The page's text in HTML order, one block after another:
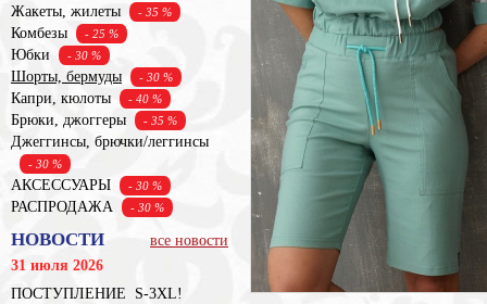
Жакеты, жилеты - 35 %
Комбезы - 25 %
Юбки - 30 %
Шорты, бермуды - 30 %
Капри, кюлоты - 40 %
Брюки, джоггеры - 35 %
Джеггинсы, брючки/леггинсы
- 30 %
АКСЕССУАРЫ - 30 %
РАСПРОДАЖА - 30 %
НОВОСТИ
все новости
31 июля 2026
ПОСТУПЛЕНИЕ S-3XL!